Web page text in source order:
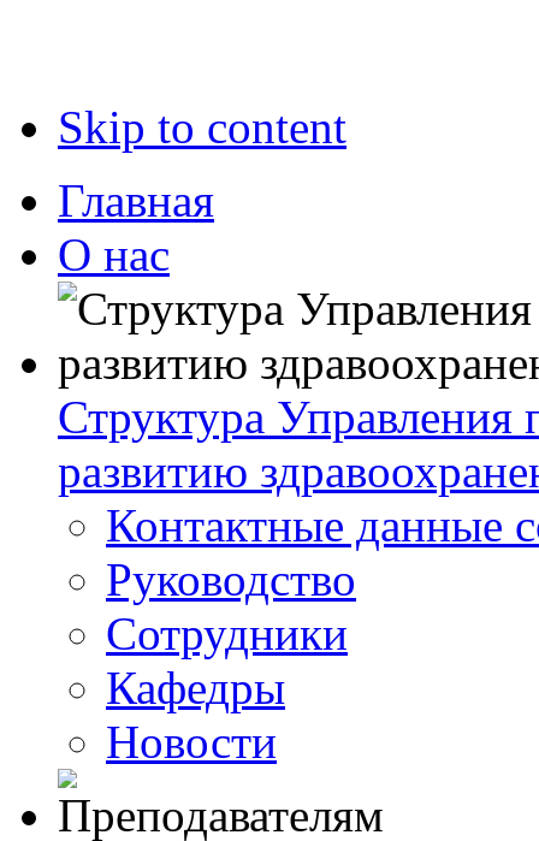
Skip to content
Главная
О нас
Структура
развитию
Контактные данные
Руководство
Сотрудники
Кафедры
Новости